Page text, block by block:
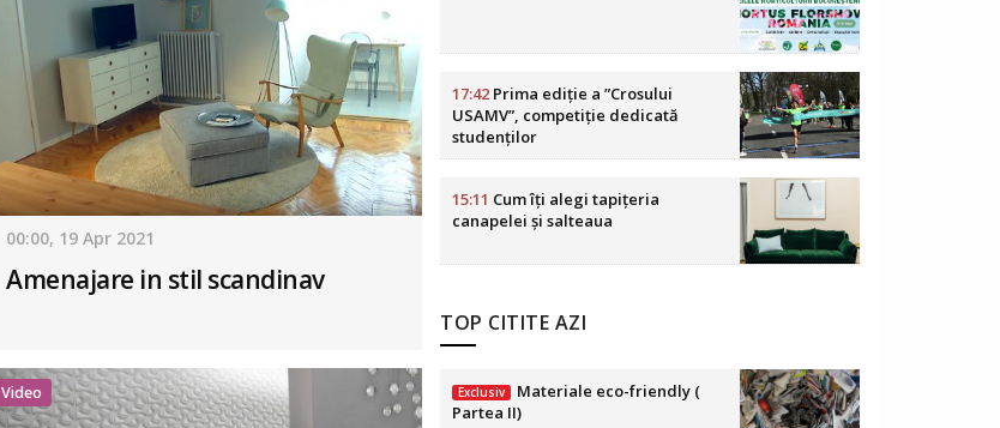
00:00, 19 Apr 2021
Amenajare in stil scandinav
Video
17:42 Prima ediție a ”Crosului
USAMV”, competiție dedicată
studenților
15:11 Cum îți alegi tapițeria
canapelei și salteaua
TOP CITITE AZI
Exclusiv
Materiale eco-friendly (
Partea II)